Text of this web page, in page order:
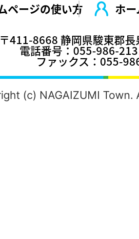
ページの使い⽅
ホ
〒411-8668 静岡県駿東郡
電話番号：055-986-
ファックス：055-
(c) NAGAIZUMI Town.